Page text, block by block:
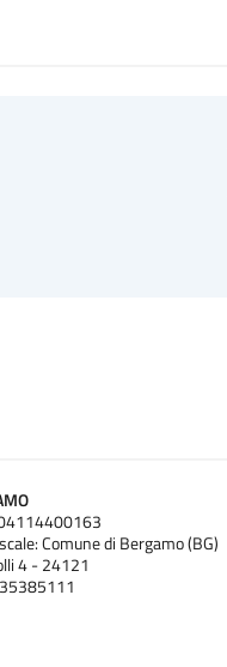
Comune di Bergamo (BG)
4 - 24121